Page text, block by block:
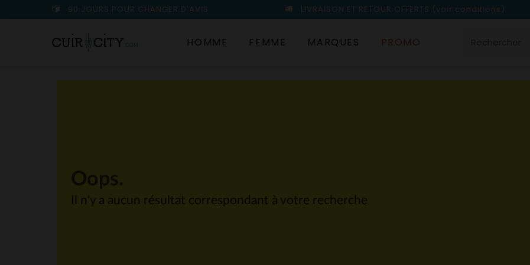
90 JOURS POUR CHANGER D'AVIS LIVRAISON ET RETOUR OFFERTS (voir conditions)
HOMME FEMME MARQUES PROMO
Il n'y a aucun résultat correspondant à votre recherche